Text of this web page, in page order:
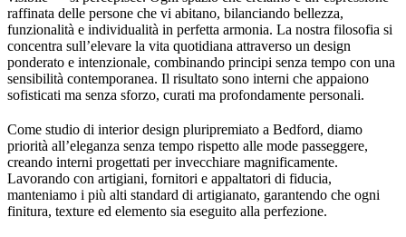
raffinata delle persone che vi abitano, bilanciando bellezza,
funzionalità e individualità in perfetta armonia. La nostra filosofia si
concentra sull’elevare la vita quotidiana attraverso un design
ponderato e intenzionale, combinando principi senza tempo con una
sensibilità contemporanea. Il risultato sono interni che appaiono
sofisticati ma senza sforzo, curati ma profondamente personali.
Come studio di interior design pluripremiato a Bedford, diamo
priorità all’eleganza senza tempo rispetto alle mode passeggere,
creando interni progettati per invecchiare magnificamente.
Lavorando con artigiani, fornitori e appaltatori di fiducia,
manteniamo i più alti standard di artigianato, garantendo che ogni
finitura, texture ed elemento sia eseguito alla perfezione.